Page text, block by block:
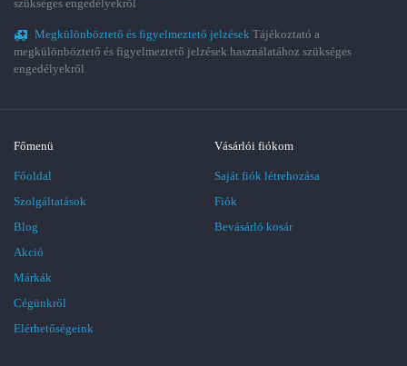
szükséges engedélyekről
Megkülönböztető és figyelmeztető jelzések Tájékoztató a
megkülönböztető és figyelmeztető jelzések használatához szükséges
engedélyekről
Főmenü
Főoldal
Szolgáltatások
Blog
Akció
Márkák
Cégünkről
Elérhetőségeink
Vásárlói fiókom
Saját fiók létrehozása
Fiók
Bevásárló kosár